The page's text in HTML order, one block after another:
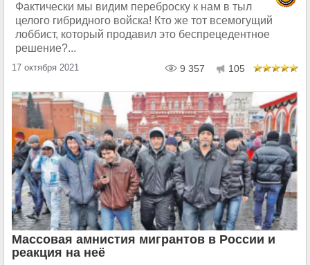
Фактически мы видим переброску к нам в тыл
целого гибридного войска! Кто же тот всемогущий
лоббист, который продавил это беспрецедентное
решение?...
17 октября 2021 9 357 105
Массовая амнистия мигрантов в России и
реакция на неё